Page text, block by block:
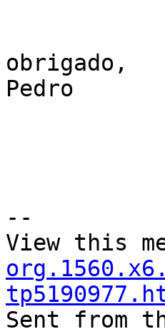
obrigado,
Pedro
--
View this
Sent from